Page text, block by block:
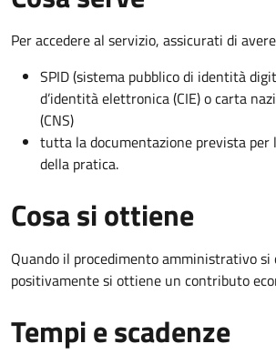
Per accedere al servizio, assicurati di
SPID (sistema pubblico di identità
d’identità elettronica (CIE) o carta
(CNS)
tutta la documentazione prevista per
della pratica.
Cosa si ottiene
Quando il procedimento amministrativo si
positivamente si ottiene un contributo
Tempi e scadenze